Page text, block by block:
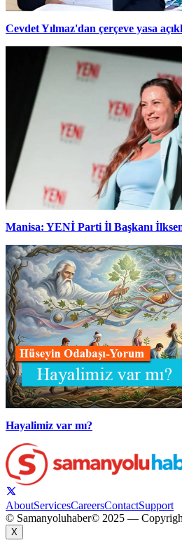
Cevdet Yılmaz'dan çerçeve yasa
Manisa: YENİ Parti İl Başkanı
Hayalimiz var mı?
AboutServicesCareersContactSupport
© Samanyoluhaber© 2025 —
X